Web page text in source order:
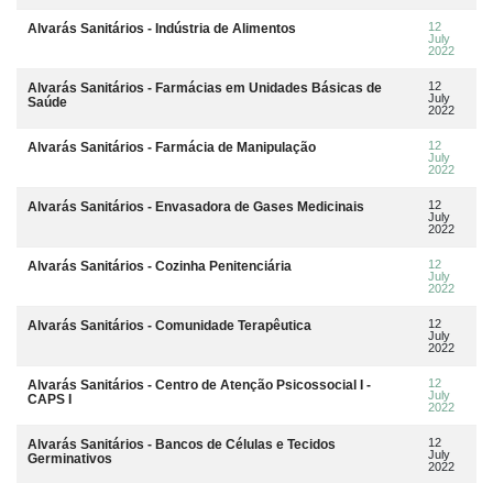
Alvarás Sanitários - Indústria de Alimentos
12
July
2022
Alvarás Sanitários - Farmácias em Unidades Básicas de
Saúde
12
July
2022
Alvarás Sanitários - Farmácia de Manipulação
12
July
2022
Alvarás Sanitários - Envasadora de Gases Medicinais
12
July
2022
Alvarás Sanitários - Cozinha Penitenciária
12
July
2022
Alvarás Sanitários - Comunidade Terapêutica
12
July
2022
Alvarás Sanitários - Centro de Atenção Psicossocial I -
CAPS I
12
July
2022
Alvarás Sanitários - Bancos de Células e Tecidos
Germinativos
12
July
2022